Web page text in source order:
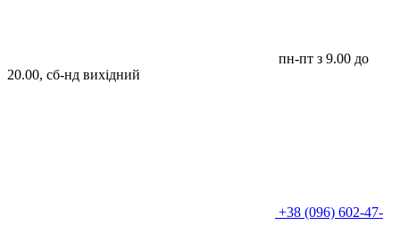
пн-пт з 9.00 до
20.00, сб-нд вихідний
+38 (096) 602-47-